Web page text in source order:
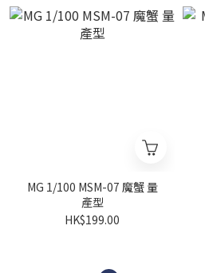
MG 1/100 MSM-07 魔蟹 量
產型
HK$199.00